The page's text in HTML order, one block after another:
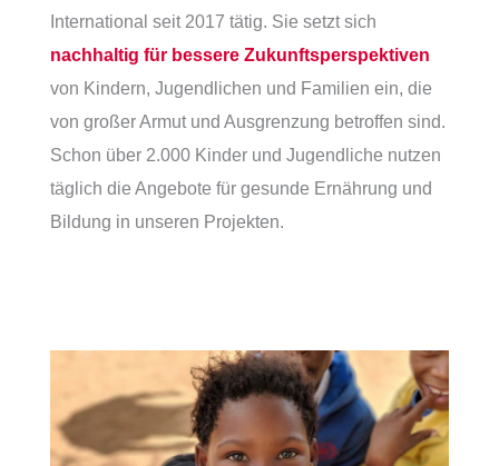
International seit 2017 tätig. Sie setzt sich
nachhaltig für bessere Zukunftsperspektiven
von Kindern, Jugendlichen und Familien ein, die
von großer Armut und Ausgrenzung betroffen sind.
Schon über 2.000 Kinder und Jugendliche nutzen
täglich die Angebote für gesunde Ernährung und
Bildung in unseren Projekten.